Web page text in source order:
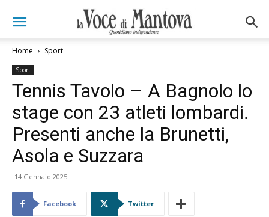
Home Sport
Sport
Tennis Tavolo – A Bagnolo lo
stage con 23 atleti lombardi.
Presenti anche la Brunetti,
Asola e Suzzara
14 Gennaio 2025
Facebook Twitter